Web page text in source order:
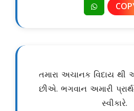
તમારા અચાનક વિદાય થી
છીએ. ભગવાન અમારી
સ્વીકારે.